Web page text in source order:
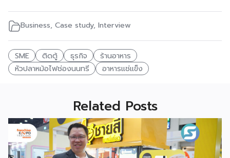
Business, Case study, Interview
SME ติดตู้ ธุรกิจ
ร้านอาหาร
หัวปลาหม้อไฟช่องนนทรี
อาหารแช่แข็ง
Related Posts